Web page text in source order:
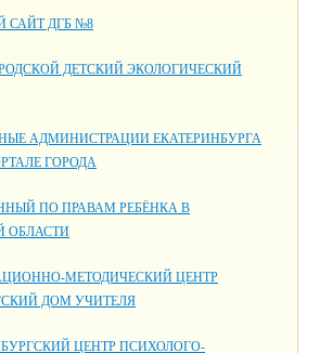
ДГБ №8
ДЕТСКИЙ ЭКОЛОГИЧЕСКИЙ
АДМИНИСТРАЦИИ ЕКАТЕРИНБУРГА
ГОРОДА
ПО ПРАВАМ РЕБЁНКА В
ОБЛАСТИ
МЕТОДИЧЕСКИЙ ЦЕНТР
ДОМ УЧИТЕЛЯ
ЦЕНТР ПСИХОЛОГО-